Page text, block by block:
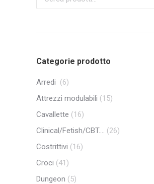
Categorie prodotto
Arredi (6)
Attrezzi modulabili (15)
Cavallette (16)
Clinical/Fetish/CBT.... (26)
Costrittivi (16)
Croci (41)
Dungeon (5)